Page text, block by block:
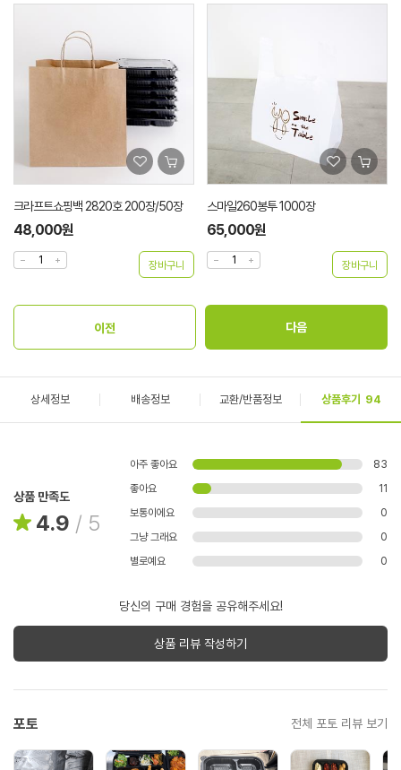
크라프트쇼핑백 2820호 200장/50장
48,000원
스마일260봉투 1000장
65,000원
상세정보 배송정보 교환/반품정보 상품후기 94
상품 만족도
4.9 / 5
아주 좋아요
83
좋아요
11
보통이에요
0
그냥 그래요
0
별로예요
0
당신의 구매 경험을 공유해주세요!
상품 리뷰 작성하기
포토 전체 포토 리뷰 보기